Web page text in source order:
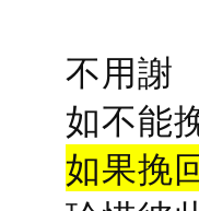
不用謝
如不能
如果挽